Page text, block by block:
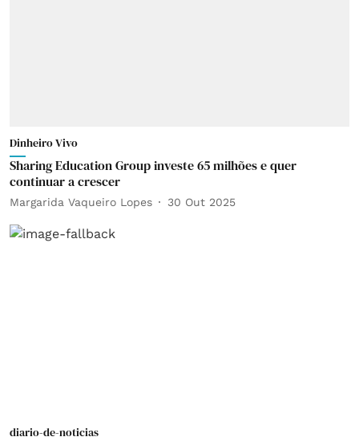
Dinheiro Vivo
Sharing Education Group investe 65 milhões e quer
continuar a crescer
Margarida Vaqueiro Lopes 30 Out 2025
diario-de-noticias